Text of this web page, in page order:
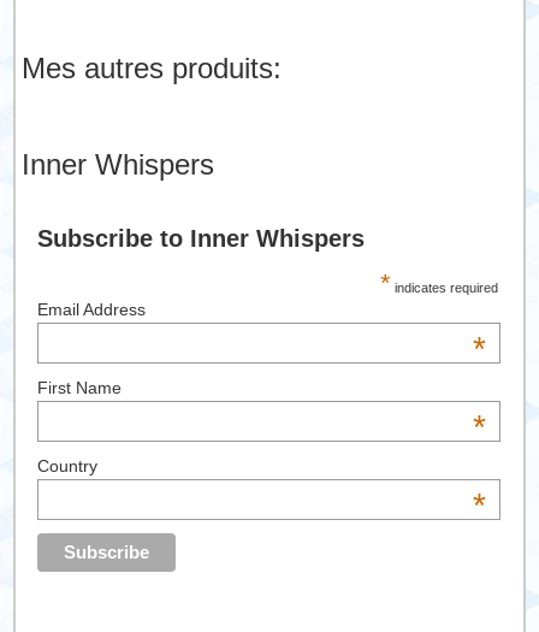
Mes autres produits:
Inner Whispers
Subscribe to Inner Whispers
* indicates required
Email Address
*
First Name
*
Country
*